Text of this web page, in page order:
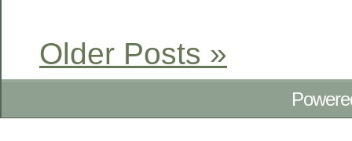
Older Posts »